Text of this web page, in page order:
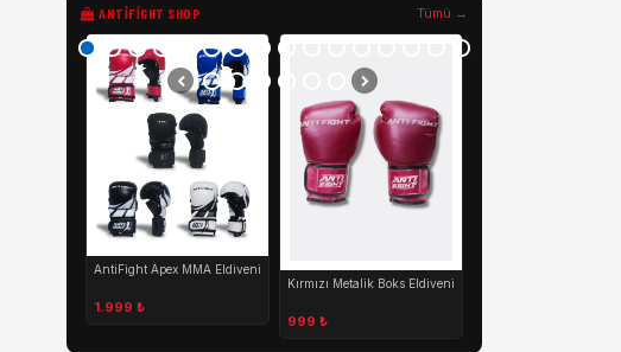
ANTIFIGHT SHOP Tümü →
AntiFight Apex MMA Eldiveni
1.999 ₺
Kırmızı Metalik Boks Eldiveni
999 ₺